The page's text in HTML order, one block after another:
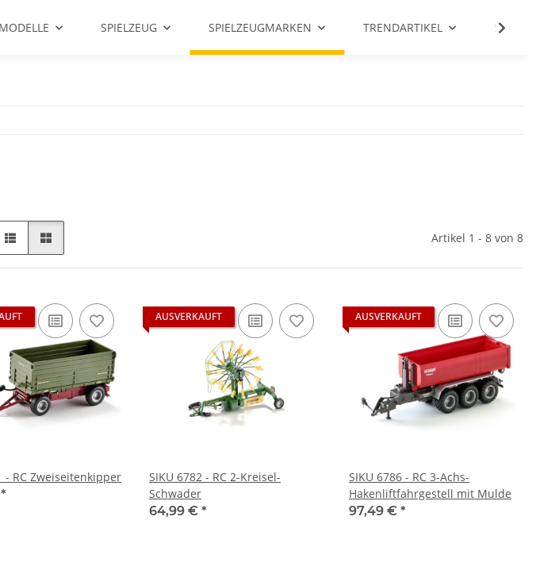
SPIELZEUG SPIELZEUGMARKEN TRENDARTIKEL SALE %
Artikel 1 - 8 von 8
- RC Zweiseitenkipper
*
AUSVERKAUFT
SIKU 6782 - RC 2-Kreisel-
Schwader
64,99 € *
AUSVERKAUFT
SIKU 6786 - RC 3-Achs-
Hakenliftfahrgestell mit Mulde
97,49 € *